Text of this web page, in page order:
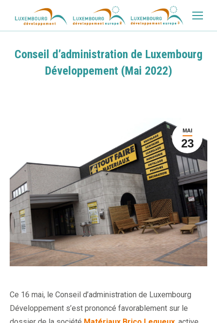
Conseil d’administration de Luxembourg
Développement (Mai 2022)
MAI
23
Ce 16 mai, le Conseil d’administration de Luxembourg
Développement s’est prononcé favorablement sur le